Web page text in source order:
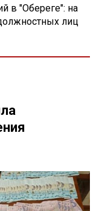
в "Обереге": на
лиц